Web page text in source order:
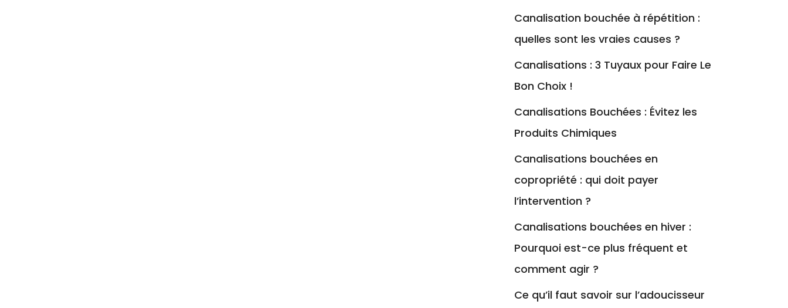
Canalisation bouchée à répétition :
quelles sont les vraies causes ?
Canalisations : 3 Tuyaux pour Faire Le
Bon Choix !
Canalisations Bouchées : Évitez les
Produits Chimiques
Canalisations bouchées en
copropriété : qui doit payer
l’intervention ?
Canalisations bouchées en hiver :
Pourquoi est-ce plus fréquent et
comment agir ?
Ce qu’il faut savoir sur l’adoucisseur